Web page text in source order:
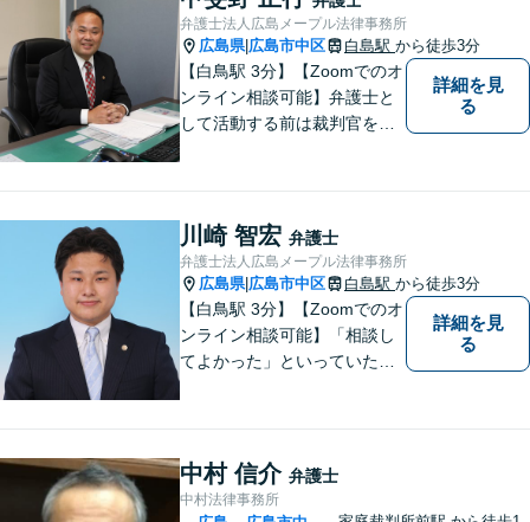
ください。
弁護士法人広島メープル法律事務所
広島県| 広島市中区 白島駅 から徒歩3分
【白鳥駅 3分】【Zoomでのオ
ンライン相談可能】弁護士と
して活動する前は裁判官を務
と思っています。少しでも何
か気になることがありました
ら、お気軽にご相談くださ
い。
詳細を見
る
川崎 智宏 弁護士
弁護士法人広島メープル法律事務所
広島県| 広島市中区 白島駅 から徒歩3分
【白鳥駅 3分】【Zoomでのオ
ンライン相談可能】「相談し
てよかった」といっていただ
スペースのご用意が可能で
す。ご希望の方はご予約の際
にお申し付けください。
詳細を見
る
中村 信介 弁護士
中村法律事務所